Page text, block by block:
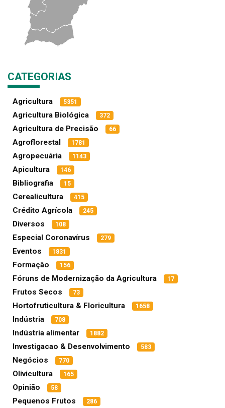
CATEGORIAS
Agricultura 5351
Agricultura Biológica 372
Agricultura de Precisão 66
Agroflorestal 1781
Agropecuária 1143
Apicultura 146
Bibliografia 15
Cerealicultura 415
Crédito Agrícola 245
Diversos 108
Especial Coronavírus 279
Eventos 1831
Formação 156
Fóruns de Modernização da Agricultura 17
Frutos Secos 73
Hortofruticultura & Floricultura 1658
Indústria 708
Indústria alimentar 1882
Investigacao & Desenvolvimento 583
Negócios 770
Olivicultura 165
Opinião 58
Pequenos Frutos 286